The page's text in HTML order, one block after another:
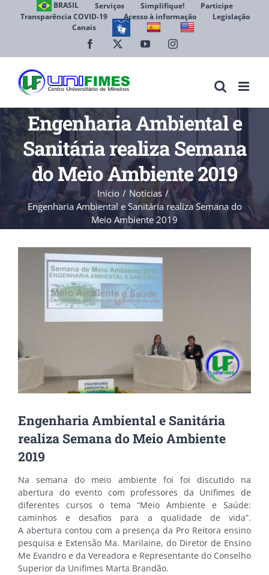
BRASIL Serviços Simplifique!
Participe
Transparência COVID-19
Acesso à informação
Legislação
Canais
Facebook YouTubeInstagram
Engenharia Ambiental e
Sanitária realiza Semana
do Meio Ambiente 2019
Início
Notícias
Engenharia Ambiental e Sanitária realiza Semana do
Meio Ambiente 2019
Engenharia Ambiental e Sanitária
realiza Semana do Meio Ambiente
2019
Na semana do meio ambiente foi foi discutido na
abertura do evento com professores da Unifimes de
diferentes cursos o tema “Meio Ambiente e Saúde:
caminhos e desafios para a qualidade de vida”.
A abertura contou com a presença da Pro Reitora ensino
pesquisa e Extensão Ma. Marilaine, do Diretor de Ensino
Me Evandro e da Vereadora e Representante do Conselho
Superior da Unifimes Marta Brandão.